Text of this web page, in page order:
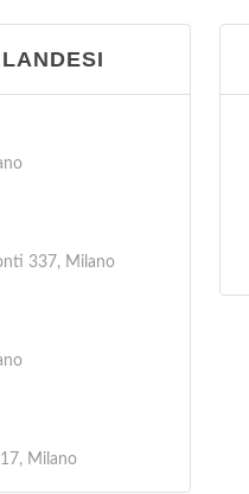
337, Milano
Milano